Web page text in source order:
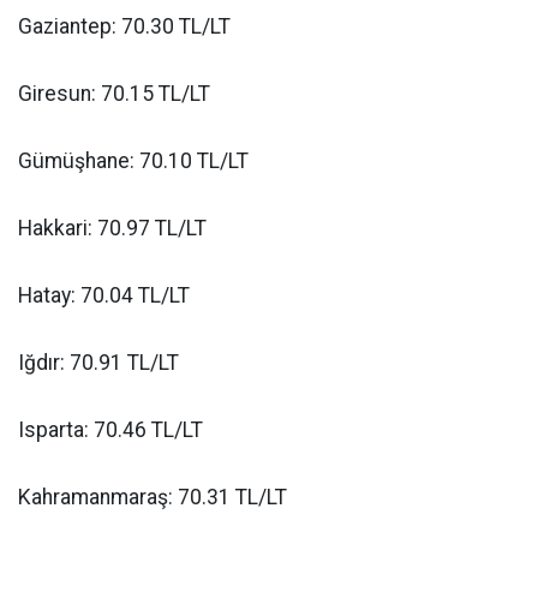
Gaziantep: 70.30 TL/LT
Giresun: 70.15 TL/LT
Gümüşhane: 70.10 TL/LT
Hakkari: 70.97 TL/LT
Hatay: 70.04 TL/LT
Iğdır: 70.91 TL/LT
Isparta: 70.46 TL/LT
Kahramanmaraş: 70.31 TL/LT